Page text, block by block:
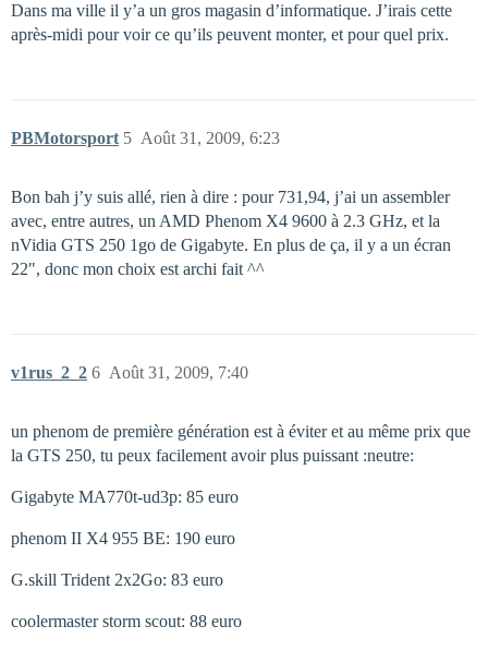
Dans ma ville il y’a un gros magasin d’informatique. J’irais cette
après-midi pour voir ce qu’ils peuvent monter, et pour quel prix.
PBMotorsport Août 31, 2009, 6:23
5
Bon bah j’y suis allé, rien à dire : pour 731,94, j’ai un assembler
avec, entre autres, un AMD Phenom X4 9600 à 2.3 GHz, et la
nVidia GTS 250 1go de Gigabyte. En plus de ça, il y a un écran
22", donc mon choix est archi fait ^^
v1rus_2_2 Août 31, 2009, 7:40
6
un phenom de première génération est à éviter et au même prix que
la GTS 250, tu peux facilement avoir plus puissant :neutre:
Gigabyte MA770t-ud3p: 85 euro
phenom II X4 955 BE: 190 euro
G.skill Trident 2x2Go: 83 euro
coolermaster storm scout: 88 euro